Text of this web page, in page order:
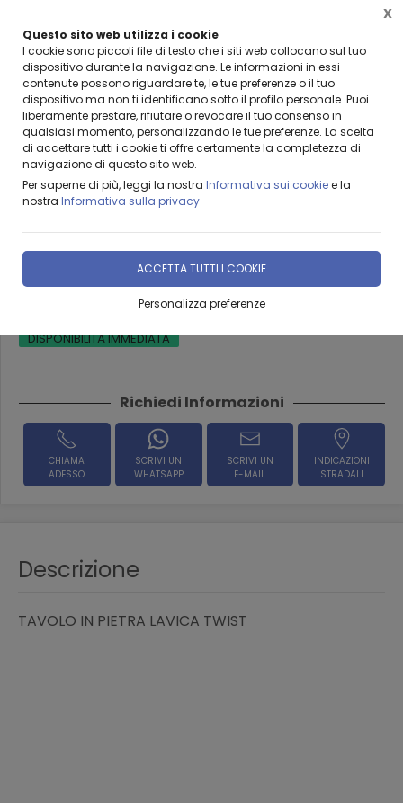
Questo sito web utilizza i cookie
I cookie sono piccoli file di testo che i siti web collocano sul tuo
dispositivo durante la navigazione. Le informazioni in essi
contenute possono riguardare te, le tue preferenze o il tuo
dispositivo ma non ti identificano sotto il profilo personale. Puoi
liberamente prestare, rifiutare o revocare il tuo consenso in
qualsiasi momento, personalizzando le tue preferenze. La scelta
di accettare tutti i cookie ti offre certamente la completezza di
navigazione di questo sito web.
Per saperne di più, leggi la nostra Informativa sui cookiee la
nostra Informativa sulla privacy
ACCETTA TUTTI I COOKIE
Personalizza preferenze
X
BENVENUTI DA LEANZA GROUP
Home Prodotti & Servizi CROSTA LAVICA Prodotti ed accessori in pietra lavica
TAVOLINO IN PIETRA LAVICA
TWIST
DISPONIBILITÀ IMMEDIATA
Richiedi Informazioni
CHIAMA
ADESSO
SCRIVI UN
WHATSAPP
SCRIVI UN
E-MAIL
INDICAZIONI
STRADALI
Descrizione
TAVOLO IN PIETRA LAVICA TWIST